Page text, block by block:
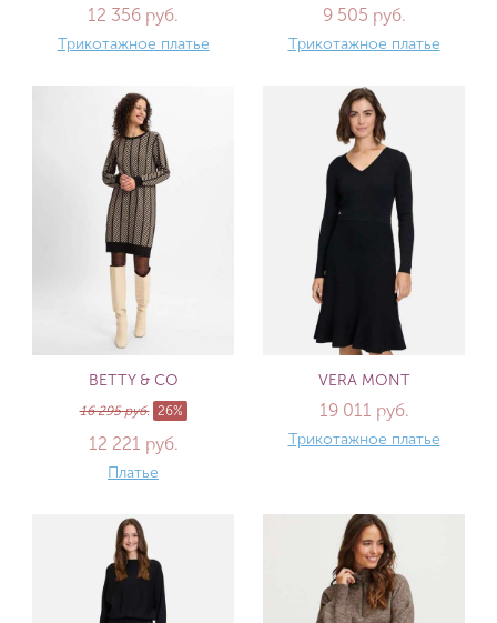
12 356 руб.
Трикотажное платье
9 505 руб.
Трикотажное платье
BETTY & CO
16 295 руб. 26%
12 221 руб.
Платье
VERA MONT
19 011 руб.
Трикотажное платье